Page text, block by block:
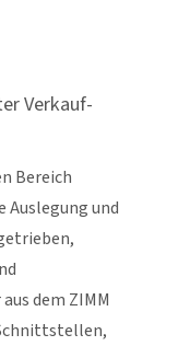
Verkauf-
Bereich
Auslegung und
dem ZIMM